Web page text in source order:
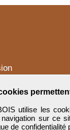
utilise les
sur ce
de confidentialité